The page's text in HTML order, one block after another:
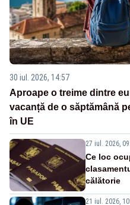
30 iul. 2026, 14:57
Aproape o treime dintre
vacanță de o săptămână
în UE
27 iul. 2026,
Ce loc
călătorie
21 iul. 2026,